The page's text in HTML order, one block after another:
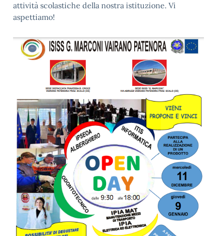
attività scolastiche della nostra istituzione. Vi
aspettiamo!